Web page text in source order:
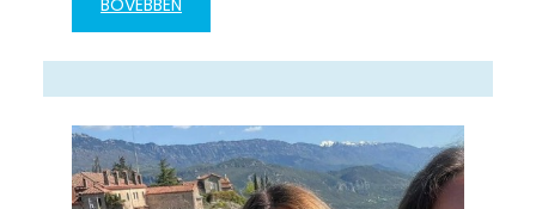
Zsittnyán Anikó – a 2024-1-HU01-KA121-VET-
szakképzés mindennapjaiba a katerini 2nd
Vocational School-ban, valamint megismertük
egy 5 csillagos…
BŐVEBBEN